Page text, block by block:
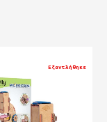
Εξαντλήθηκε